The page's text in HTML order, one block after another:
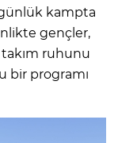
kampta
gençler,
ruhunu
bir programı